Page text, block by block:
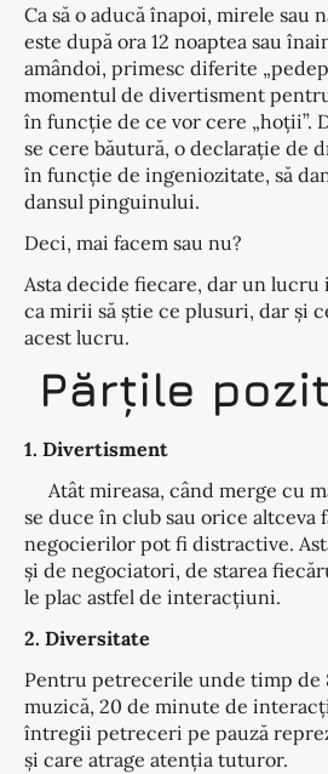
Ca să o aducă înapoi, mirele sau
este după ora 12 noaptea sau
amândoi, primesc diferite
momentul de divertisment
în funcție de ce vor cere „hoții”.
se cere băutură, o declarație de
în funcție de ingeniozitate, să
dansul pinguinului.
Deci, mai facem sau nu?
Asta decide fiecare, dar un lucru
ca mirii să știe ce plusuri, dar și
acest lucru.
Părțile
1. Divertisment
Atât mireasa, când merge cu
se duce în club sau orice altceva
negocierilor pot fi distractive.
și de negociatori, de starea
le plac astfel de interacțiuni.
2. Diversitate
Pentru petrecerile unde timp de
muzică, 20 de minute de
întregii petreceri pe pauză
și care atrage atenția tuturor.